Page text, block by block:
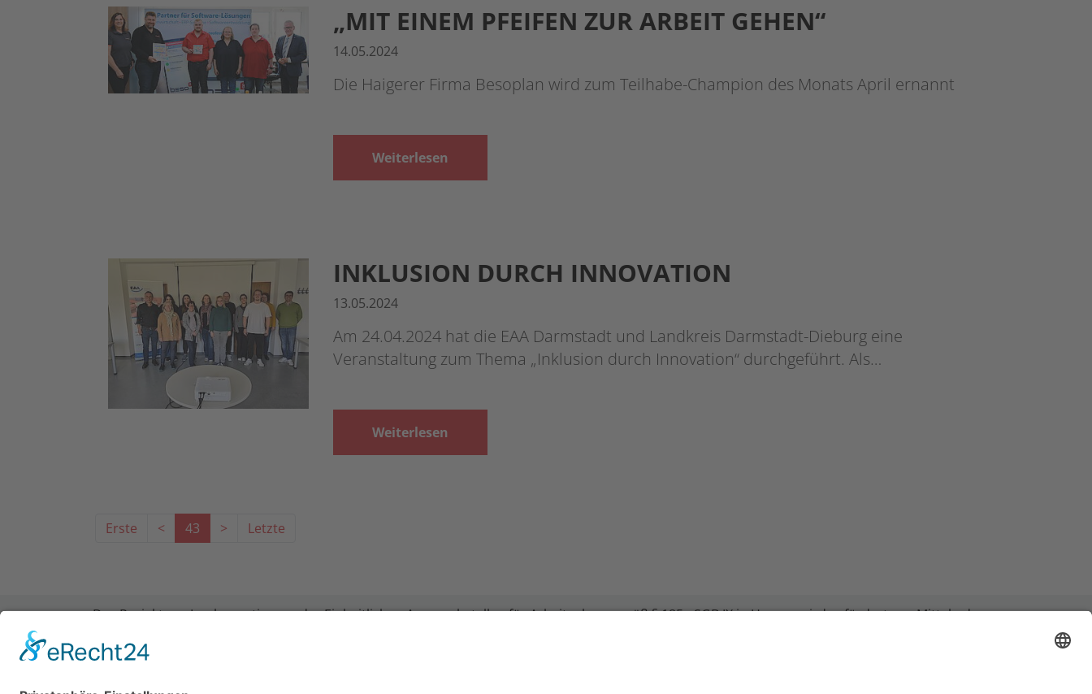
„MIT EINEM PFEIFEN ZUR ARBEIT GEHEN“
14.05.2024
Die Haigerer Firma Besoplan wird zum Teilhabe-Champion des Monats April ernannt
Weiterlesen
INKLUSION DURCH INNOVATION
13.05.2024
Am 24.04.2024 hat die EAA Darmstadt und Landkreis Darmstadt-Dieburg eine
Veranstaltung zum Thema „Inklusion durch Innovation“ durchgeführt. Als…
Weiterlesen
Erste < 43 > Letzte
Das Projekt zur Implementierung der Einheitlichen Ansprechstellen für Arbeitgeber gemäß § 185a SGB IX in Hessen wird gefördert aus Mitteln des
der Forschungsstelle des Bildungswerks der Hessischen Wirtschaft e. V. durchgeführt.